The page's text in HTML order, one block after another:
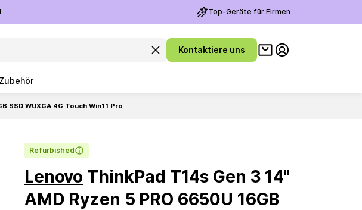
Top-Geräte für Firmen
Suchanfrage leeren
Kontaktiere uns
Warenkorb ansehen
Zubehör
SSD WUXGA 4G Touch Win11 Pro
Refurbished
Lenovo ThinkPad T14s Gen 3 14''
AMD Ryzen 5 PRO 6650U 16GB